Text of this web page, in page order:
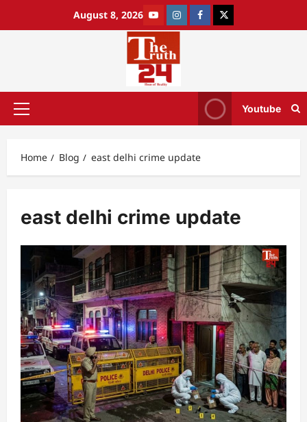
August 8, 2026
Youtube
Home Blog east delhi crime update
east delhi crime update